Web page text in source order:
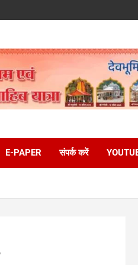
E-PAPER संपर्क करें